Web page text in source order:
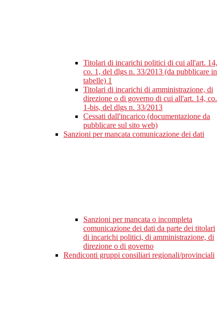
Titolari di incarichi politici di cui all'art. 14,
co. 1, del dlgs n. 33/2013 (da pubblicare in
tabelle) 1
Titolari di incarichi di amministrazione, di
direzione o di governo di cui all'art. 14, co.
1-bis, del dlgs n. 33/2013
Cessati dall'incarico (documentazione da
pubblicare sul sito web)
Sanzioni per mancata comunicazione dei dati
Sanzioni per mancata o incompleta
comunicazione dei dati da parte dei titolari
di incarichi politici, di amministrazione, di
direzione o di governo
Rendiconti gruppi consiliari regionali/provinciali